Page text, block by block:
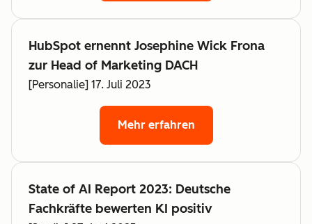
HubSpot ernennt Josephine Wick Frona
zur Head of Marketing DACH
[Personalie] 17. Juli 2023
Mehr erfahren
State of AI Report 2023: Deutsche
Fachkräfte bewerten KI positiv